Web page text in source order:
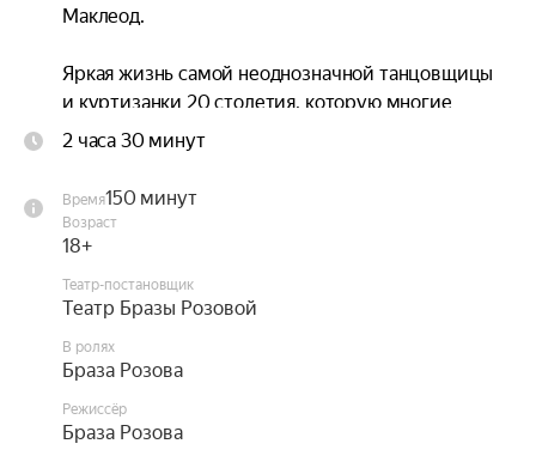
Маклеод.
Яркая жизнь самой неоднозначной танцовщицы
и куртизанки 20 столетия, которую многие
мужчины добивались годами. И предательство
восхищался и любил, оставив в полном
одиночестве перед лицом смерти в ожидании
исполнения приговора — расстрела.
Слава. Деньги. Любовь. Предательство.
2 часа 30 минут
Время150 минут
Возраст
18+
Театр-постановщик
Театр Бразы Розовой
В ролях
Браза Розова
Режиссёр
Браза Розова